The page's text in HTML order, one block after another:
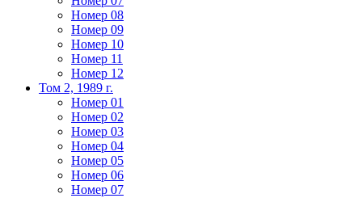
Номер 08
Номер 09
Номер 10
Номер 11
Номер 12
Том 2, 1989 г.
Номер 01
Номер 02
Номер 03
Номер 04
Номер 05
Номер 06
Номер 07